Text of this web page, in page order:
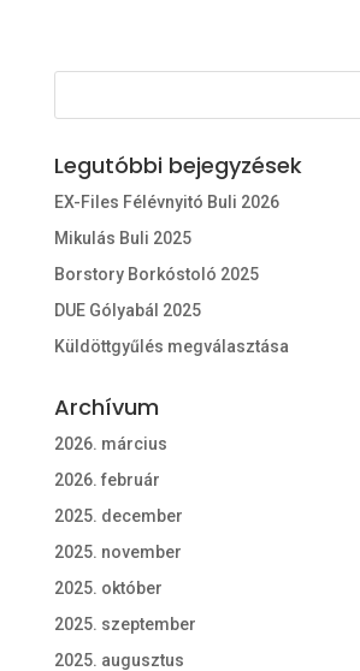
Legutóbbi bejegyzések
EX-Files Félévnyitó Buli 2026
Mikulás Buli 2025
Borstory Borkóstoló 2025
DUE Gólyabál 2025
Küldöttgyűlés megválasztása
Archívum
2026. március
2026. február
2025. december
2025. november
2025. október
2025. szeptember
2025. augusztus